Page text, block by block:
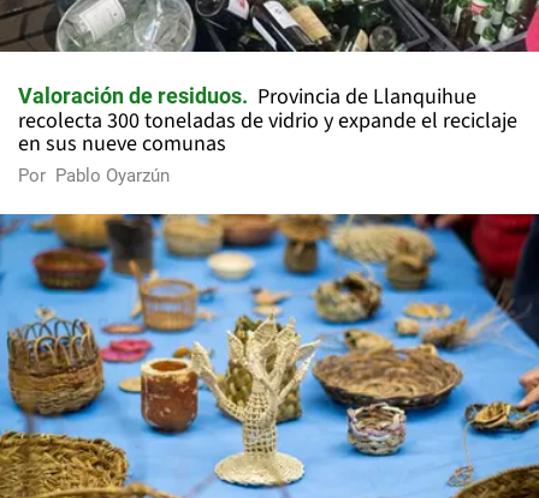
Valoración de residuos
Provincia de Llanquihue
recolecta 300 toneladas de vidrio y expande el reciclaje
en sus nueve comunas
Por Pablo Oyarzún